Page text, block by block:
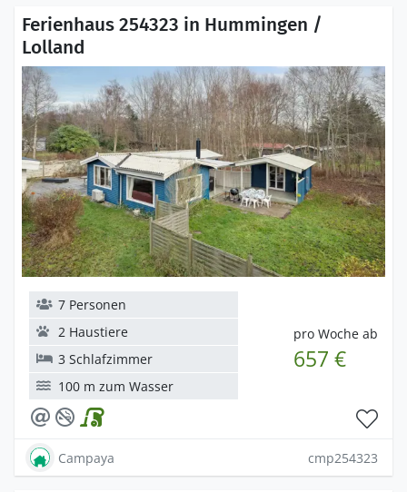
Ferienhaus 254323 in Hummingen /
Lolland
pro Woche ab
657 €
7 Personen
2 Haustiere
3 Schlafzimmer
100 m zum Wasser
Campaya cmp254323